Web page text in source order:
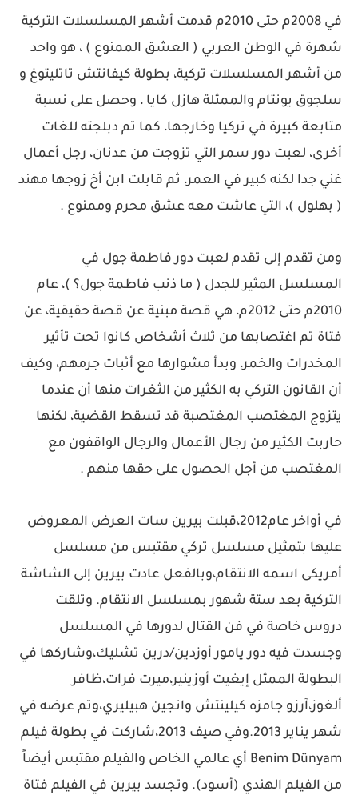
في 2008م حتى 2010م قدمت أشهر المسلسلات التركية
شهرة في الوطن العربي ( العشق الممنوع ) ، هو واحد
من أشهر المسلسلات تركية، بطولة كيفانتش تاتليتوغ و
سلجوق يونتام والممثلة هازل كايا ، وحصل على نسبة
متابعة كبيرة في تركيا وخارجها، كما تم دبلجته للغات
أخرى، لعبت دور سمر التي تزوجت من عدنان، رجل أعمال
غني جدا لكنه كبير في العمر، ثم قابلت ابن أخ زوجها مهند
( بهلول )، التي عاشت معه عشق محرم وممنوع .
ومن تقدم إلى تقدم لعبت دور فاطمة جول في
المسلسل المثير للجدل ( ما ذنب فاطمة جول؟ )، عام
2010م حتى 2012م، هي قصة مبنية عن قصة حقيقية، عن
فتاة تم اغتصابها من ثلاث أشخاص كانوا تحت تأثير
المخدرات والخمر، وبدأ مشوارها مع أثبات جرمهم، وكيف
أن القانون التركي به الكثير من الثغرات منها أن عندما
يتزوج المغتصب المغتصبة قد تسقط القضية، لكنها
حاربت الكثير من رجال الأعمال والرجال الواقفون مع
المغتصب من أجل الحصول على حقها منهم .
في أواخر عام2012،قبلت بيرين سات العرض المعروض
عليها بتمثيل مسلسل تركي مقتبس من مسلسل
أمريكى اسمه الانتقام،وبالفعل عادت بيرين إلى الشاشة
التركية بعد ستة شهور بمسلسل الانتقام. وتلقت
دروس خاصة في فن القتال لدورها في المسلسل
وجسدت فيه دور يامور أوزدين/درين تشليك،وشاركها في
البطولة الممثل إيغيت أوزينير،ميرت فرات،ظافر
ألغوز،آرزو جامزه كيلينتش وانجين هبيليري،وتم عرضه في
شهر يناير 2013.وفي صيف 2013،شاركت في بطولة فيلم
Benim Dünyam أي عالمي الخاص والفيلم مقتبس أيضاً
من الفيلم الهندي (أسود). وتجسد بيرين في الفيلم فتاة